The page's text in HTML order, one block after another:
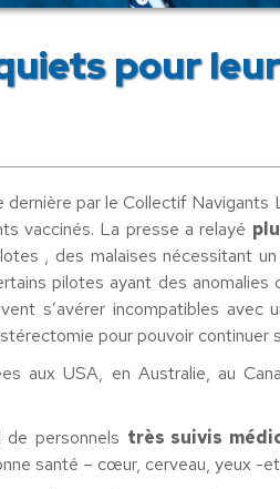
pour
dernière par le Collectif
vaccinés. La presse a relayé
, des malaises nécessitant
pilotes ayant des
s’avérer incompatibles avec
pour pouvoir continuer
aux USA, en Australie, au
personnels très suivis
santé – cœur, cerveau, yeux -